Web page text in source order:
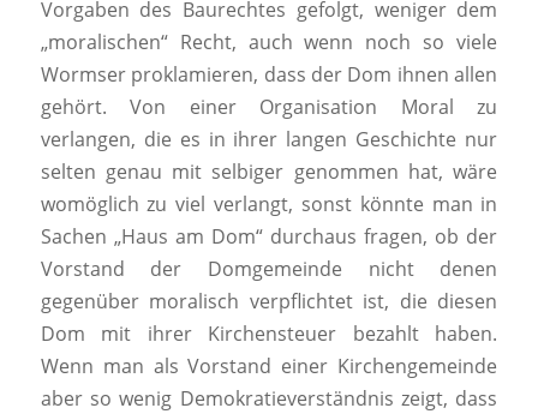
Vorgaben des Baurechtes gefolgt, weniger dem
„moralischen“ Recht, auch wenn noch so viele
Wormser proklamieren, dass der Dom ihnen allen
gehört. Von einer Organisation Moral zu
verlangen, die es in ihrer langen Geschichte nur
selten genau mit selbiger genommen hat, wäre
womöglich zu viel verlangt, sonst könnte man in
Sachen „Haus am Dom“ durchaus fragen, ob der
Vorstand der Domgemeinde nicht denen
gegenüber moralisch verpflichtet ist, die diesen
Dom mit ihrer Kirchensteuer bezahlt haben.
Wenn man als Vorstand einer Kirchengemeinde
aber so wenig Demokratieverständnis zeigt, dass